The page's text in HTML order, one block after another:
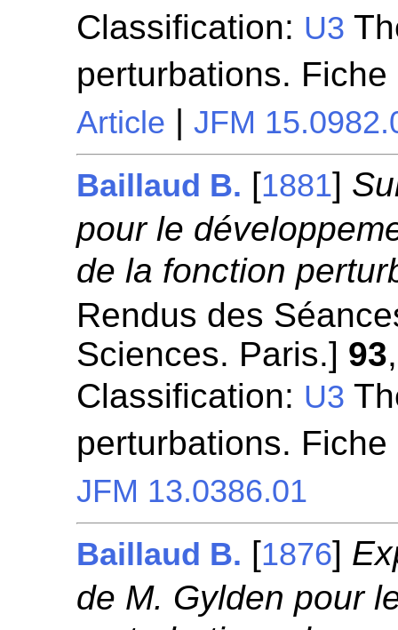
Classification: U3
perturbations. Fiche
Article |JFM
Baillaud B. [1881]
pour le
de la fonction
Rendus des
Sciences. Paris.] 93
Classification: U3
perturbations. Fiche
JFM 13.0386.01
Baillaud B. [1876]
de M. Gylden pour